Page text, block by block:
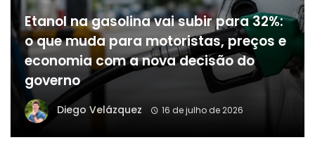
Etanol na gasolina vai subir para 32%:
o que muda para motoristas, preços e
economia com a nova decisão do
governo
Diego Velázquez 16 de julho de 2026